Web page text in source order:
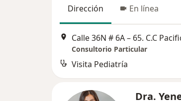
Dirección En línea
Consultorio Particular
Visita Pediatría
Dra.